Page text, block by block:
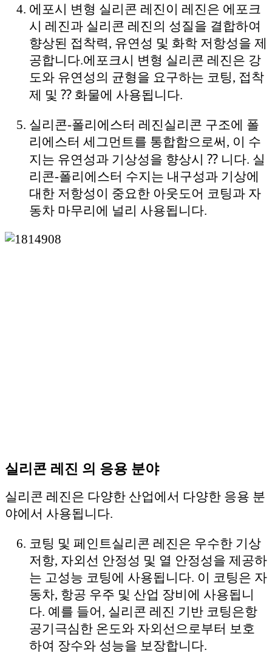
에포시 변형 실리콘 레진 이 레진은 에포크
시 레진과 실리콘 레진의 성질을 결합하여
향상된 접착력, 유연성 및 화학 저항성을 제
공합니다.에포크시 변형 실리콘 레진은 강
도와 유연성의 균형을 요구하는 코팅, 접착
제 및 ⁇ 화물에 사용됩니다.
실리콘-폴리에스터 레진실리콘 구조에 폴
리에스터 세그먼트를 통합함으로써, 이 수
지는 유연성과 기상성을 향상시 ⁇ 니다. 실
리콘-폴리에스터 수지는 내구성과 기상에
대한 저항성이 중요한 아웃도어 코팅과 자
동차 마무리에 널리 사용됩니다.
실리콘 레진 의 응용 분야
실리콘 레진은 다양한 산업에서 다양한 응용 분
야에서 사용됩니다.
코팅 및 페인트실리콘 레진은 우수한 기상
저항, 자외선 안정성 및 열 안정성을 제공하
는 고성능 코팅에 사용됩니다. 이 코팅은 자
동차, 항공 우주 및 산업 장비에 사용됩니
다. 예를 들어, 실리콘 레진 기반 코팅은항
공기극심한 온도와 자외선으로부터 보호
하여 장수와 성능을 보장합니다.